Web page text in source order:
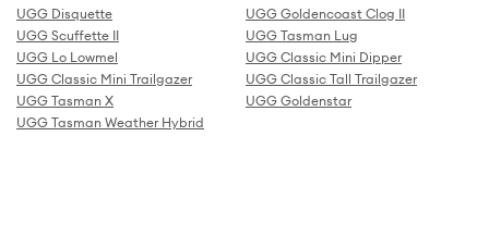
UGG Disquette
UGG Goldencoast Clog II
UGG Scuffette II
UGG Tasman Lug
UGG Lo Lowmel
UGG Classic Mini Dipper
UGG Classic Mini Trailgazer
UGG Classic Tall Trailgazer
UGG Tasman X
UGG Goldenstar
UGG Tasman Weather Hybrid